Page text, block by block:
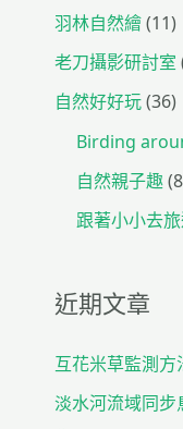
羽林自然繪(11)
老刀攝影研討室
自然好好玩(36)
Birding
自然親子趣
跟著小小去
近期文章
互花米草監測方
淡水河流域同步